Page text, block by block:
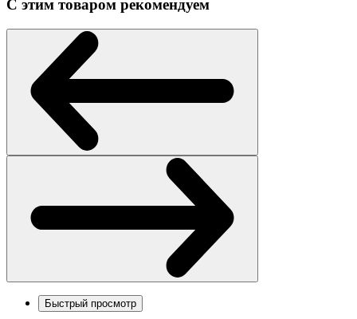
С этим товаром рекомендуем
Быстрый просмотр